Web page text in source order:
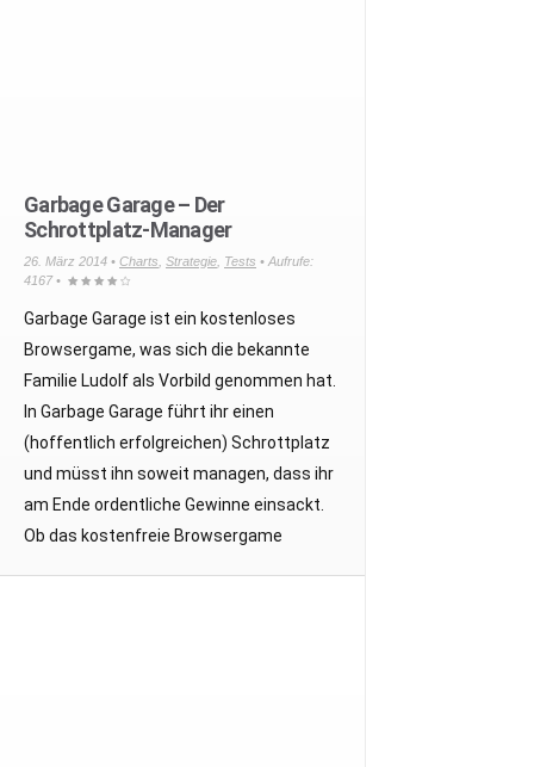
Garbage Garage – Der
Schrottplatz-Manager
26. März 2014 • Charts Strategie Tests • Aufrufe:
4167 •
Garbage Garage ist ein kostenloses
Browsergame, was sich die bekannte
Familie Ludolf als Vorbild genommen hat.
In Garbage Garage führt ihr einen
(hoffentlich erfolgreichen) Schrottplatz
und müsst ihn soweit managen, dass ihr
am Ende ordentliche Gewinne einsackt.
Ob das kostenfreie Browsergame